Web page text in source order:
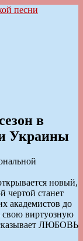
в
Украины
новый,
чертой станет
академистов до
свою виртуозную
ЛЮБОВЬ